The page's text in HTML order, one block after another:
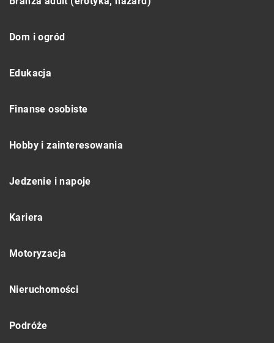
Dom i ogród
Edukacja
Finanse osobiste
Hobby i zainteresowania
Jedzenie i napoje
Kariera
Motoryzacja
Nieruchomości
Podróże